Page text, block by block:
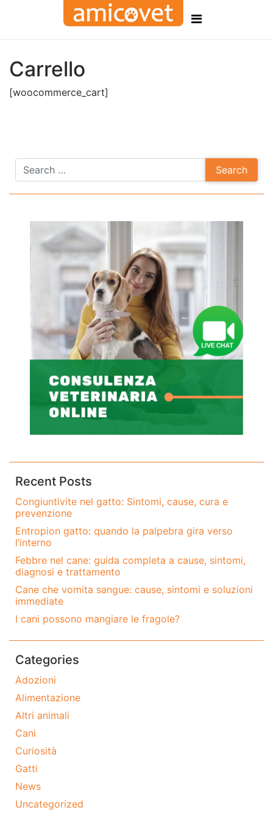
Carrello
[woocommerce_cart]
Recent Posts
Congiuntivite nel gatto: Sintomi, cause, cura e
prevenzione
Entropion gatto: quando la palpebra gira verso
l’interno
Febbre nel cane: guida completa a cause, sintomi,
diagnosi e trattamento
Cane che vomita sangue: cause, sintomi e soluzioni
immediate
I cani possono mangiare le fragole?
Categories
Adozioni
Alimentazione
Altri animali
Cani
Curiosità
Gatti
News
Uncategorized